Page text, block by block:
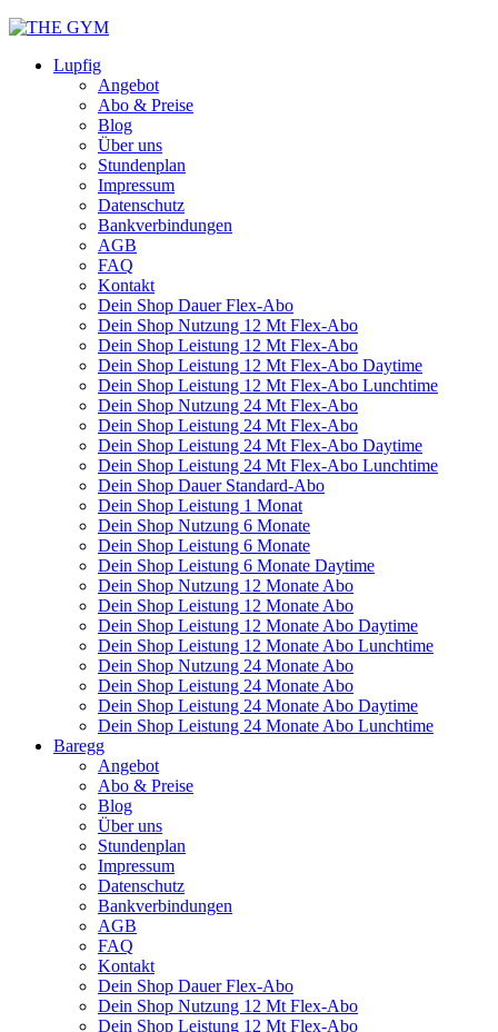
Lupfig
Angebot
Abo & Preise
Blog
Über uns
Stundenplan
Impressum
Datenschutz
Bankverbindungen
AGB
FAQ
Kontakt
Dein Shop Dauer Flex-Abo
Dein Shop Nutzung 12 Mt Flex-Abo
Dein Shop Leistung 12 Mt Flex-Abo
Dein Shop Leistung 12 Mt Flex-Abo Daytime
Dein Shop Leistung 12 Mt Flex-Abo Lunchtime
Dein Shop Nutzung 24 Mt Flex-Abo
Dein Shop Leistung 24 Mt Flex-Abo
Dein Shop Leistung 24 Mt Flex-Abo Daytime
Dein Shop Leistung 24 Mt Flex-Abo Lunchtime
Dein Shop Dauer Standard-Abo
Dein Shop Leistung 1 Monat
Dein Shop Nutzung 6 Monate
Dein Shop Leistung 6 Monate
Dein Shop Leistung 6 Monate Daytime
Dein Shop Nutzung 12 Monate Abo
Dein Shop Leistung 12 Monate Abo
Dein Shop Leistung 12 Monate Abo Daytime
Dein Shop Leistung 12 Monate Abo Lunchtime
Dein Shop Nutzung 24 Monate Abo
Dein Shop Leistung 24 Monate Abo
Dein Shop Leistung 24 Monate Abo Daytime
Dein Shop Leistung 24 Monate Abo Lunchtime
Baregg
Angebot
Abo & Preise
Blog
Über uns
Stundenplan
Impressum
Datenschutz
Bankverbindungen
AGB
FAQ
Kontakt
Dein Shop Dauer Flex-Abo
Dein Shop Nutzung 12 Mt Flex-Abo
Dein Shop Leistung 12 Mt Flex-Abo